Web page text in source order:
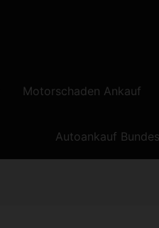
Motorschaden Ankauf
Autoankauf